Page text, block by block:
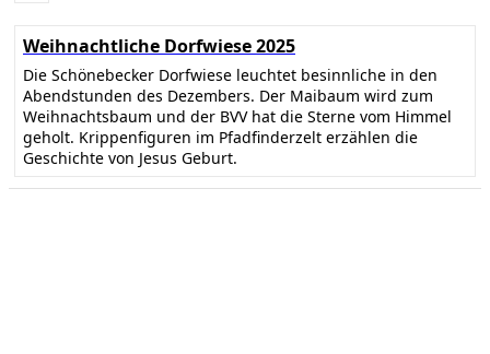
Weihnachtliche Dorfwiese 2025
Die Schönebecker Dorfwiese leuchtet besinnliche in den
Abendstunden des Dezembers. Der Maibaum wird zum
Weihnachtsbaum und der BVV hat die Sterne vom Himmel
geholt. Krippenfiguren im Pfadfinderzelt erzählen die
Geschichte von Jesus Geburt.